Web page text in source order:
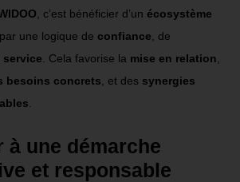
, c’est bénéficier d’un écosystème
par une logique de confiance , de
service . Cela favorise la mise en relation
besoins concrets , et des synergies
à une démarche
et responsable